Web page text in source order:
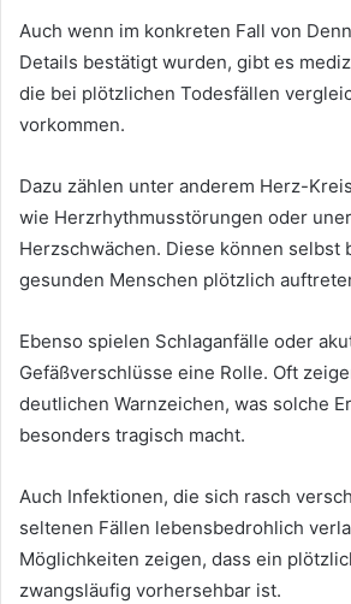
Auch wenn im konkreten Fall von
Details bestätigt wurden, gibt es
die bei plötzlichen Todesfällen
vorkommen.
Dazu zählen unter anderem Herz-
wie Herzrhythmusstörungen oder
Herzschwächen. Diese können selbst
gesunden Menschen plötzlich
Ebenso spielen Schlaganfälle oder
Gefäßverschlüsse eine Rolle. Oft
deutlichen Warnzeichen, was solche
besonders tragisch macht.
Auch Infektionen, die sich rasch
seltenen Fällen lebensbedrohlich
Möglichkeiten zeigen, dass ein
zwangsläufig vorhersehbar ist.